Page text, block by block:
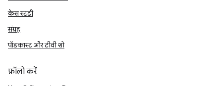
केस स्टडी
संग्रह
पॉडकास्ट और टीवी शो
फ़ॉलो करें